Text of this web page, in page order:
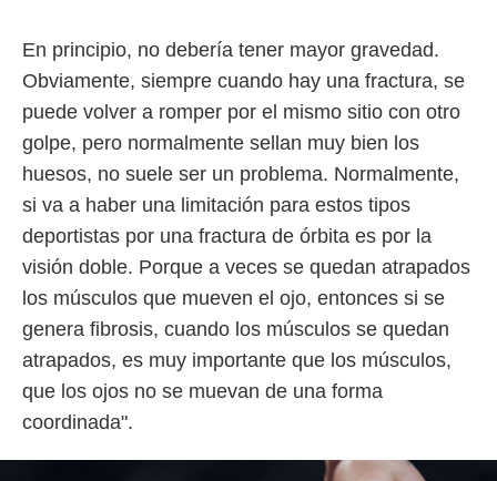
En principio, no debería tener mayor gravedad.
Obviamente, siempre cuando hay una fractura, se
puede volver a romper por el mismo sitio con otro
golpe, pero normalmente sellan muy bien los
huesos, no suele ser un problema. Normalmente,
si va a haber una limitación para estos tipos
deportistas por una fractura de órbita es por la
visión doble. Porque a veces se quedan atrapados
los músculos que mueven el ojo, entonces si se
genera fibrosis, cuando los músculos se quedan
atrapados, es muy importante que los músculos,
que los ojos no se muevan de una forma
coordinada".